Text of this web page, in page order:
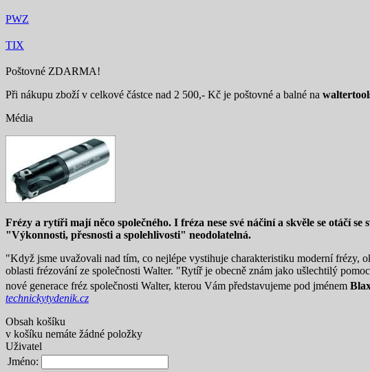
PWZ
TIX
Poštovné ZDARMA!
Při nákupu zboží v celkové částce nad 2 500,- Kč je poštovné a balné na
Média
Frézy a rytíři mají něco společného. I fréza nese své náčiní a skvěle se otáčí
"Výkonnosti, přesnosti a spolehlivosti" neodolatelná.
"Když jsme uvažovali nad tím, co nejlépe vystihuje charakteristiku moderní frézy,
oblasti frézování ze společnosti Walter. "Rytíř je obecně znám jako ušlechtilý
nové generace fréz společnosti Walter, kterou Vám představujeme pod jménem
technickytydenik.cz
Obsah košíku
v košíku nemáte žádné položky
Uživatel
Jméno: